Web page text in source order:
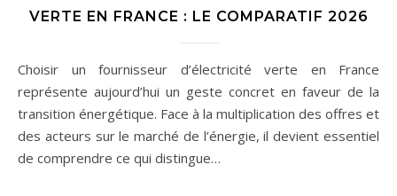
VERTE EN FRANCE : LE COMPARATIF 2026
Choisir un fournisseur d’électricité verte en France
représente aujourd’hui un geste concret en faveur de la
transition énergétique. Face à la multiplication des offres et
des acteurs sur le marché de l’énergie, il devient essentiel
de comprendre ce qui distingue…